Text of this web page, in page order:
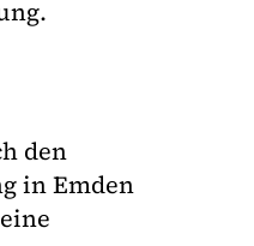
den
in Emden